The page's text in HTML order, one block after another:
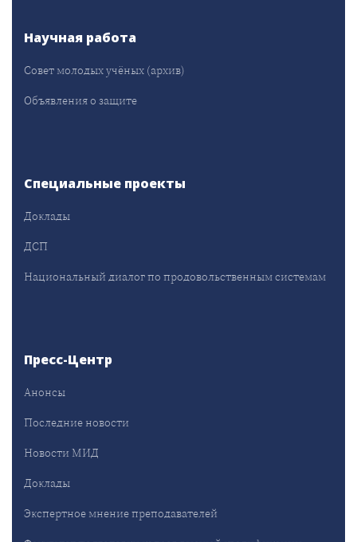
Научная работа
Совет молодых учёных (архив)
Объявления о защите
Специальные проекты
Доклады
ДСП
Национальный диалог по продовольственным системам
Пресс-Центр
Анонсы
Последние новости
Новости МИД
Доклады
Экспертное мнение преподавателей